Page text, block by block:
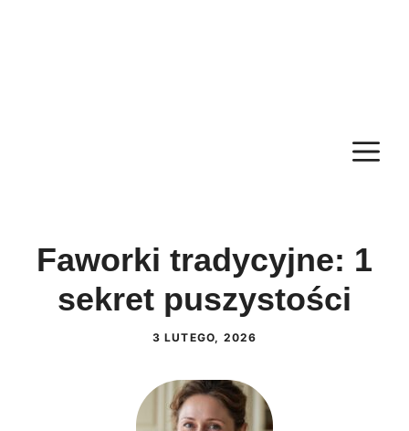
Faworki tradycyjne: 1
sekret puszystości
3 LUTEGO, 2026